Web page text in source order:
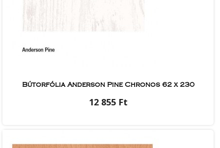
Bútorfólia Anderson Pine Chronos 62 x 230
12 855 Ft